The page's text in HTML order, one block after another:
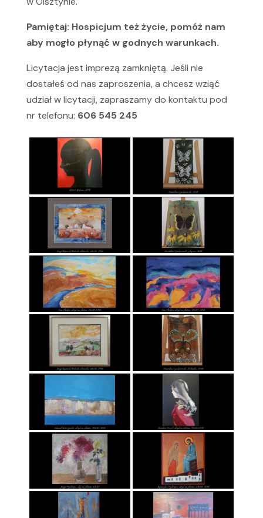
Pamiętaj: Hospicjum też życie, pomóż nam
aby mogło płynąć w godnych warunkach.
Licytacja jest imprezą zamkniętą. Jeśli nie
dostałeś od nas zaproszenia, a chcesz wziąć
udział w licytacji, zapraszamy do kontaktu pod
nr telefonu: 606 545 245